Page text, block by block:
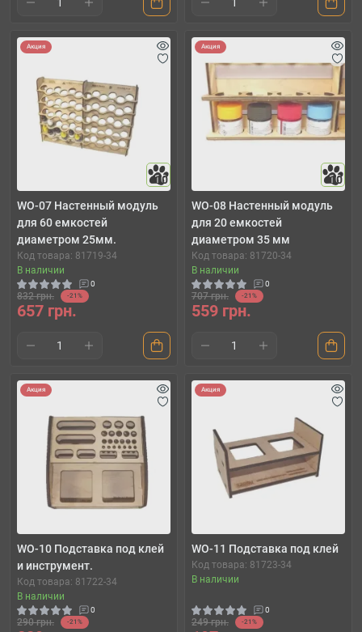
Акция
10
WO-07 Настенный модуль
для 60 емкостей
диаметром 25мм.
Код товара: 81719-34
В наличии
0
832 грн. -21%
657 грн.
Акция
10
WO-08 Настенный модуль
для 20 емкостей
диаметром 35 мм
Код товара: 81720-34
В наличии
0
707 грн. -21%
559 грн.
Акция
WO-10 Подставка под клей
и инструмент.
Код товара: 81722-34
В наличии
0
290 грн. -21%
Акция
WO-11 Подставка под клей
Код товара: 81723-34
В наличии
0
249 грн. -21%